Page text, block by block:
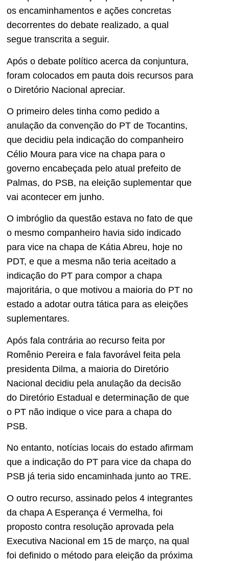
os encaminhamentos e ações concretas
decorrentes do debate realizado, a qual
segue transcrita a seguir.
Após o debate político acerca da conjuntura,
foram colocados em pauta dois recursos para
o Diretório Nacional apreciar.
O primeiro deles tinha como pedido a
anulação da convenção do PT de Tocantins,
que decidiu pela indicação do companheiro
Célio Moura para vice na chapa para o
governo encabeçada pelo atual prefeito de
Palmas, do PSB, na eleição suplementar que
vai acontecer em junho.
O imbróglio da questão estava no fato de que
o mesmo companheiro havia sido indicado
para vice na chapa de Kátia Abreu, hoje no
PDT, e que a mesma não teria aceitado a
indicação do PT para compor a chapa
majoritária, o que motivou a maioria do PT no
estado a adotar outra tática para as eleições
suplementares.
Após fala contrária ao recurso feita por
Romênio Pereira e fala favorável feita pela
presidenta Dilma, a maioria do Diretório
Nacional decidiu pela anulação da decisão
do Diretório Estadual e determinação de que
o PT não indique o vice para a chapa do
PSB.
No entanto, notícias locais do estado afirmam
que a indicação do PT para vice da chapa do
PSB já teria sido encaminhada junto ao TRE.
O outro recurso, assinado pelos 4 integrantes
da chapa A Esperança é Vermelha, foi
proposto contra resolução aprovada pela
Executiva Nacional em 15 de março, na qual
foi definido o método para eleição da próxima